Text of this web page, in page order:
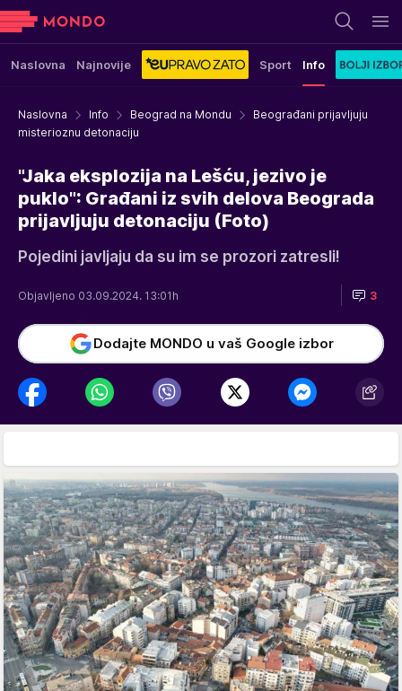
Naslovna Najnovije Sport Info
Naslovna Info Beograd na Mondu
Beograđani prijavljuju
misterioznu detonaciju
"Jaka eksplozija na Lešću, jezivo je
puklo": Građani iz svih delova Beograda
prijavljuju detonaciju (Foto)
Pojedini javljaju da su im se prozori zatresli!
Objavljeno 03.09.2024. 13:01h 3
Dodajte MONDO u vaš Google izbor